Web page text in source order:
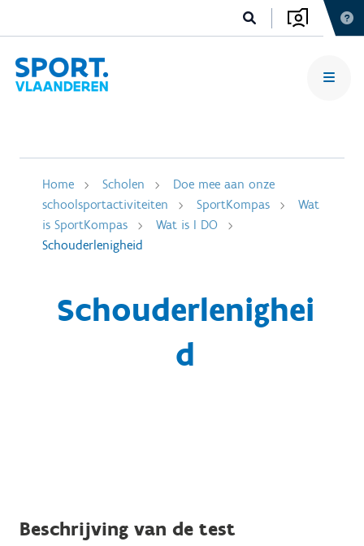
Home Scholen
Doe mee aan onze
schoolsportactiviteiten
SportKompas
Wat
is SportKompas
Wat is I DO
Schouderlenigheid
Schouderlenighei
d
Beschrijving van de test